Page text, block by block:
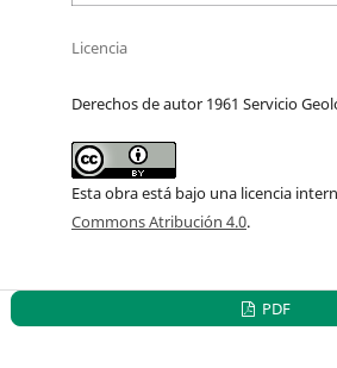
Licencia
Derechos de autor 1961 Servicio
Esta obra está bajo una licencia
Commons Atribución 4.0.
PDF